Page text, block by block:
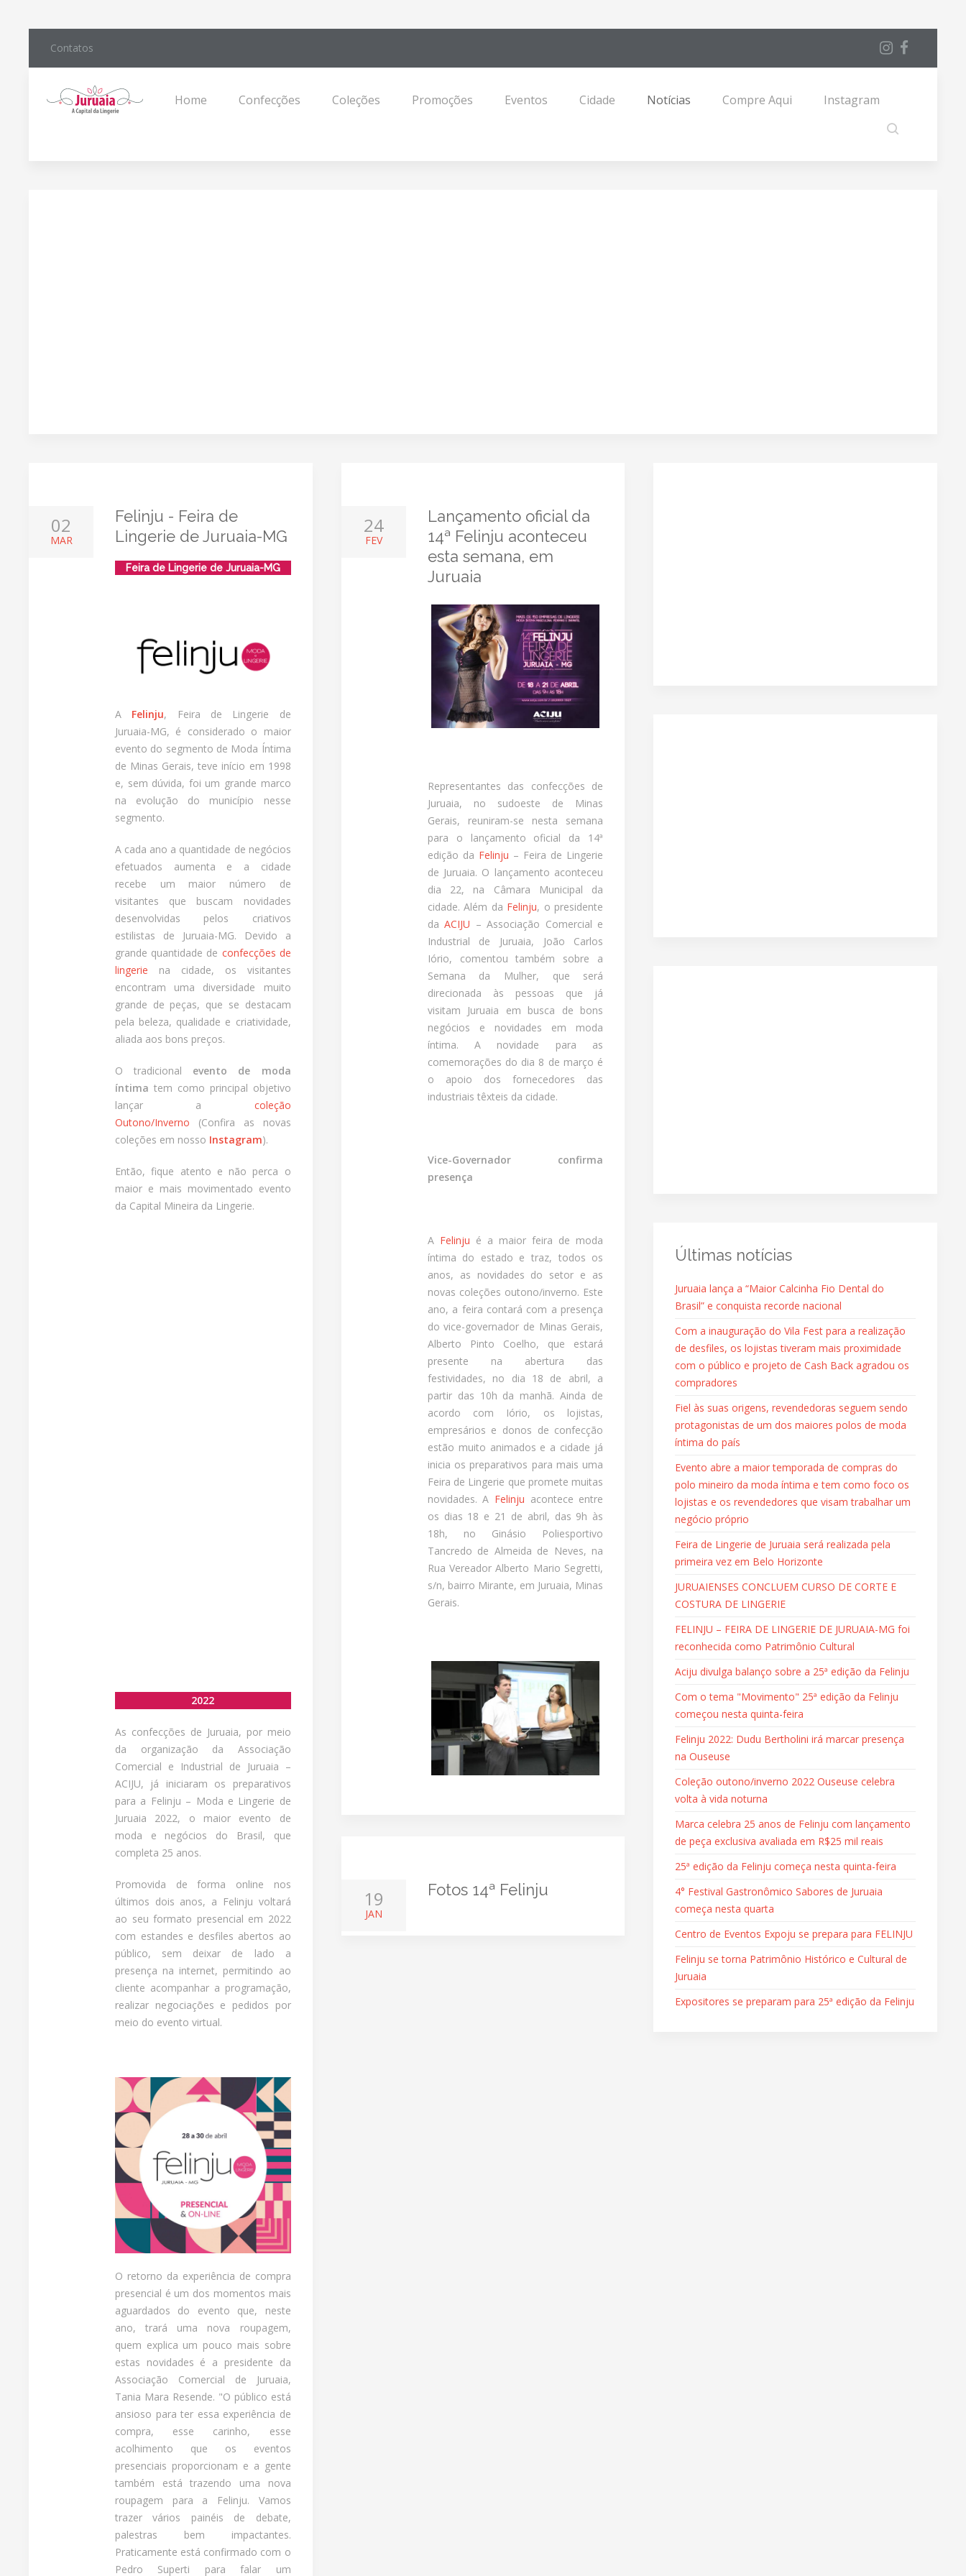
Contatos
Home Confecções Coleções Promoções Eventos Cidade Notícias Compre Aqui Instagram
02
MAR
Felinju - Feira de
Lingerie de Juruaia-MG
Feira de Lingerie de Juruaia-MG
A Felinju, Feira de Lingerie de
Juruaia-MG, é considerado o maior
evento do segmento de Moda Íntima
de Minas Gerais, teve início em 1998
e, sem dúvida, foi um grande marco
na evolução do município nesse
segmento.
A cada ano a quantidade de negócios
efetuados aumenta e a cidade
recebe um maior número de
visitantes que buscam novidades
desenvolvidas pelos criativos
estilistas de Juruaia-MG. Devido a
grande quantidade de confecções de
lingerie na cidade, os visitantes
encontram uma diversidade muito
grande de peças, que se destacam
pela beleza, qualidade e criatividade,
aliada aos bons preços.
O tradicional evento de moda
íntima tem como principal objetivo
lançar a coleção
Outono/Inverno (Confira as novas
coleções em nosso Instagram).
Então, fique atento e não perca o
maior e mais movimentado evento
da Capital Mineira da Lingerie.
2022
As confecções de Juruaia, por meio
da organização da Associação
Comercial e Industrial de Juruaia –
ACIJU, já iniciaram os preparativos
para a Felinju – Moda e Lingerie de
Juruaia 2022, o maior evento de
moda e negócios do Brasil, que
completa 25 anos.
Promovida de forma online nos
últimos dois anos, a Felinju voltará
ao seu formato presencial em 2022
com estandes e desfiles abertos ao
público, sem deixar de lado a
presença na internet, permitindo ao
cliente acompanhar a programação,
realizar negociações e pedidos por
meio do evento virtual.
O retorno da experiência de compra
presencial é um dos momentos mais
aguardados do evento que, neste
ano, trará uma nova roupagem,
quem explica um pouco mais sobre
estas novidades é a presidente da
Associação Comercial de Juruaia,
Tania Mara Resende. "O público está
ansioso para ter essa experiência de
compra, esse carinho, esse
acolhimento que os eventos
presenciais proporcionam e a gente
também está trazendo uma nova
roupagem para a Felinju. Vamos
trazer vários painéis de debate,
palestras bem impactantes.
Praticamente está confirmado com o
Pedro Superti para falar um
24
FEV
Lançamento oficial da
14ª Felinju aconteceu
esta semana, em
Juruaia
Representantes das confecções de
Juruaia, no sudoeste de Minas
Gerais, reuniram-se nesta semana
para o lançamento oficial da 14ª
edição da Felinju – Feira de Lingerie
de Juruaia. O lançamento aconteceu
dia 22, na Câmara Municipal da
cidade. Além da Felinju, o presidente
daACIJU – Associação Comercial e
Industrial de Juruaia, João Carlos
Iório, comentou também sobre a
Semana da Mulher, que será
direcionada às pessoas que já
visitam Juruaia em busca de bons
negócios e novidades em moda
íntima. A novidade para as
comemorações do dia 8 de março é
o apoio dos fornecedores das
industriais têxteis da cidade.
Vice-Governador confirma
presença
A Felinju é a maior feira de moda
íntima do estado e traz, todos os
anos, as novidades do setor e as
novas coleções outono/inverno. Este
ano, a feira contará com a presença
do vice-governador de Minas Gerais,
Alberto Pinto Coelho, que estará
presente na abertura das
festividades, no dia 18 de abril, a
partir das 10h da manhã. Ainda de
acordo com Iório, os lojistas,
empresários e donos de confecção
estão muito animados e a cidade já
inicia os preparativos para mais uma
Feira de Lingerie que promete muitas
novidades. A Felinju acontece entre
os dias 18 e 21 de abril, das 9h às
18h, no Ginásio Poliesportivo
Tancredo de Almeida de Neves, na
Rua Vereador Alberto Mario Segretti,
s/n, bairro Mirante, em Juruaia, Minas
Gerais.
19
JAN
Fotos 14ª Felinju
Últimas notícias
Juruaia lança a “Maior Calcinha Fio Dental do
Brasil” e conquista recorde nacional
Com a inauguração do Vila Fest para a realização
de desfiles, os lojistas tiveram mais proximidade
com o público e projeto de Cash Back agradou os
compradores
Fiel às suas origens, revendedoras seguem sendo
protagonistas de um dos maiores polos de moda
íntima do país
Evento abre a maior temporada de compras do
polo mineiro da moda íntima e tem como foco os
lojistas e os revendedores que visam trabalhar um
negócio próprio
Feira de Lingerie de Juruaia será realizada pela
primeira vez em Belo Horizonte
JURUAIENSES CONCLUEM CURSO DE CORTE E
COSTURA DE LINGERIE
FELINJU – FEIRA DE LINGERIE DE JURUAIA-MG foi
reconhecida como Patrimônio Cultural
Aciju divulga balanço sobre a 25ª edição da Felinju
Com o tema "Movimento" 25ª edição da Felinju
começou nesta quinta-feira
Felinju 2022: Dudu Bertholini irá marcar presença
na Ouseuse
Coleção outono/inverno 2022 Ouseuse celebra
volta à vida noturna
Marca celebra 25 anos de Felinju com lançamento
de peça exclusiva avaliada em R$25 mil reais
25ª edição da Felinju começa nesta quinta-feira
4° Festival Gastronômico Sabores de Juruaia
começa nesta quarta
Centro de Eventos Expoju se prepara para FELINJU
Felinju se torna Patrimônio Histórico e Cultural de
Juruaia
Expositores se preparam para 25ª edição da Felinju